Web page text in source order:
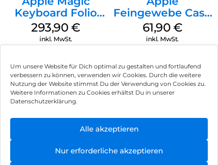
Um unsere Website für Dich optimal zu gestalten und fortlaufend
verbessern zu können, verwenden wir Cookies. Durch die weitere
Nutzung der Website stimmst Du der Verwendung von Cookies zu.
Weitere Informationen zu Cookies erhältst Du in unserer
Datenschutzerklärung.
Alle akzeptieren
Nur erforderliche akzeptieren
Keyboard Folio
iPad 10.9″ (10.Gen.)
Weiß
293,90€
inkl. MwSt.
Feingewebe Case
iPhone 15 Pro
MagSafe Schwarz
61,90 €
inkl. MwSt.
Impressum